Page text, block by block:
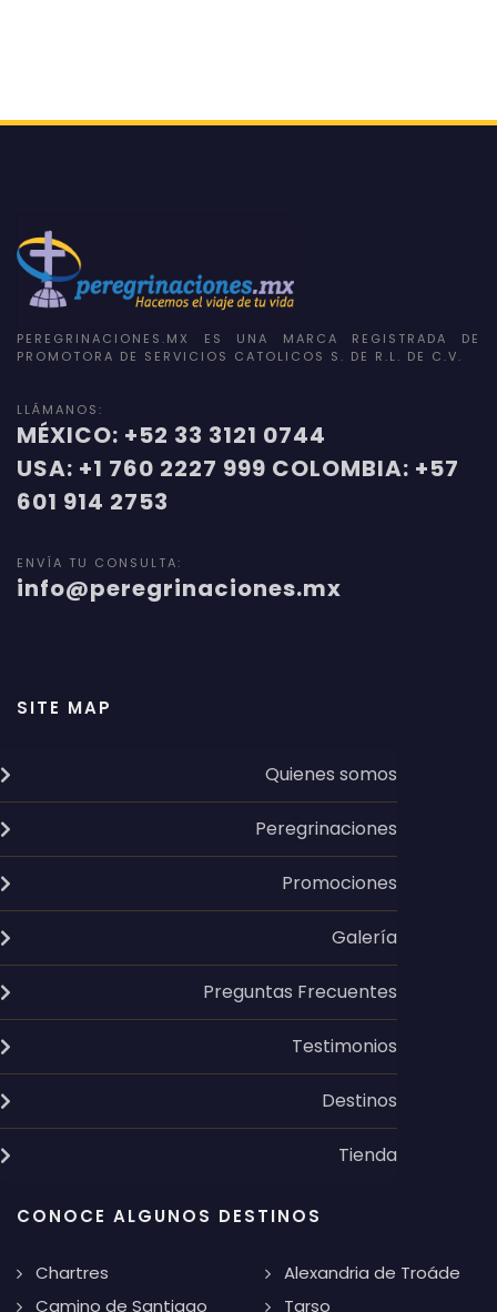
PEREGRINACIONES.MX ES UNA MARCA REGISTRADA DE
PROMOTORA DE SERVICIOS CATOLICOS S. DE R.L. DE C.V.
LLÁMANOS:
MÉXICO: +52 33 3121 0744
USA: +1 760 2227 999 COLOMBIA: +57
601 914 2753
ENVÍA TU CONSULTA:
info@peregrinaciones.mx
SITE MAP
Quienes somos
Peregrinaciones
Promociones
Galería
Preguntas Frecuentes
Testimonios
Destinos
Tienda
CONOCE ALGUNOS DESTINOS
Chartres
Camino de Santiago
Alexandria de Troáde
Tarso